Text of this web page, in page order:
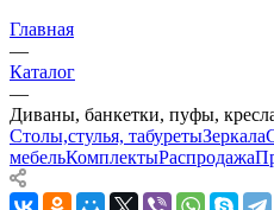
Главная
—
Каталог
—
Диваны, банкетки, пуфы,
Столы,стулья, табуретыЗеркала
мебельКомплектыРаспродажа